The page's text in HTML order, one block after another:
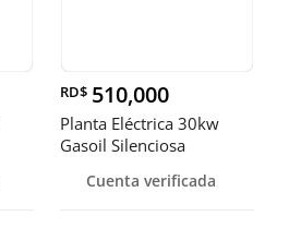
RD$ 510,000
Planta Eléctrica 30kw
Gasoil Silenciosa
Cuenta verificada